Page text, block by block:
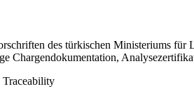
des türkischen Ministeriums
Chargendokumentation,